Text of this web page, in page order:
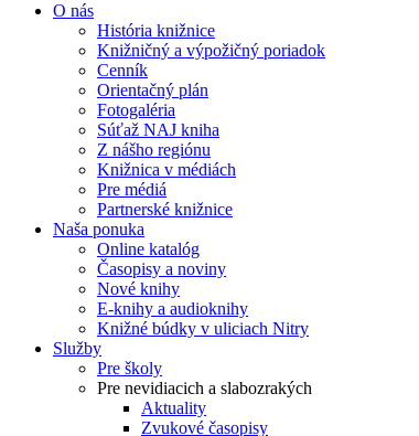
O nás
História knižnice
Knižničný a výpožičný poriadok
Cenník
Orientačný plán
Fotogaléria
Súťaž NAJ kniha
Z nášho regiónu
Knižnica v médiách
Pre médiá
Partnerské knižnice
Naša ponuka
Online katalóg
Časopisy a noviny
Nové knihy
E-knihy a audioknihy
Knižné búdky v uliciach Nitry
Služby
Pre školy
Pre nevidiacich a slabozrakých
Aktuality
Zvukové časopisy